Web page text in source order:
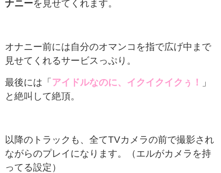
ナニーを見せてくれます。
オナニー前には自分のオマンコを指で広げ中まで
見せてくれるサービスっぷり。
最後には「 アイドルなのに、イクイクイクぅ！
」
と絶叫して絶頂。
以降のトラックも、全てTVカメラの前で撮影され
ながらのプレイになります。（エルがカメラを持
ってる設定）